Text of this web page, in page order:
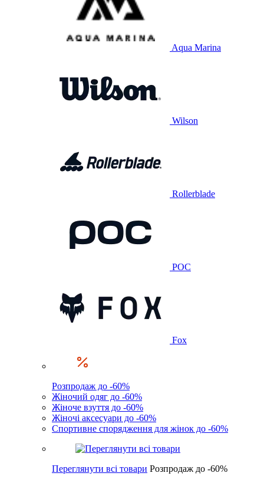
Aqua Marina
Wilson
Rollerblade
POC
Fox
Розпродаж до -60%
Жіночий одяг до -60%
Жіноче взуття до -60%
Жіночі аксесуари до -60%
Спортивне спорядження для жінок до -60%
Переглянути всі товари Розпродаж до -60%